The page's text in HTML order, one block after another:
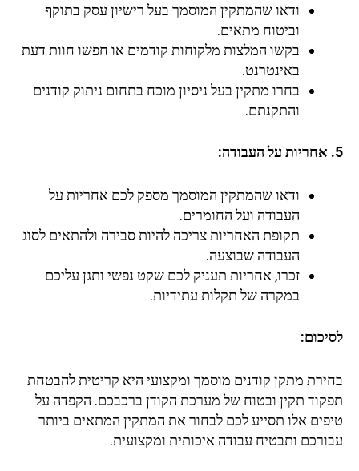
ודאו שהמתקין המוסמך בעל רישיון עסק בתוקף
וביטוח מתאים.
בקשו המלצות מלקוחות קודמים או חפשו חוות דעת
באינטרנט.
בחרו מתקין בעל ניסיון מוכח בתחום ניתוק קודנים
והתקנתם.
5. אחריות על העבודה:
ודאו שהמתקין המוסמך מספק לכם אחריות על
העבודה ועל החומרים.
תקופת האחריות צריכה להיות סבירה ולהתאים לסוג
העבודה שבוצעה.
זכרו, אחריות תעניק לכם שקט נפשי ותגן עליכם
במקרה של תקלות עתידיות.
לסיכום:
בחירת מתקן קודנים מוסמך ומקצועי היא קריטית להבטחת
תפקוד תקין ובטוח של מערכת הקודן ברכבכם. הקפדה על
טיפים אלו תסייע לכם לבחור את המתקין המתאים ביותר
עבורכם ותבטיח עבודה איכותית ומקצועית.